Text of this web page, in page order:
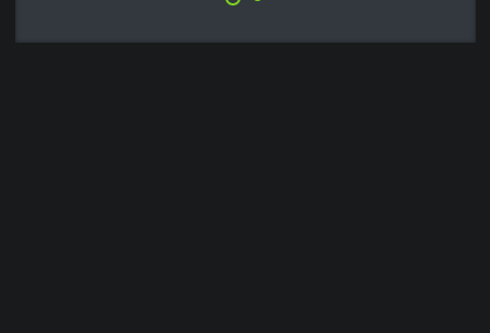
Zerbrich alle